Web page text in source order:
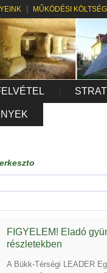
MŰKÖDÉSI
FIGYELEM! Eladó
részletekben
A Bükk-Térségi LEADER